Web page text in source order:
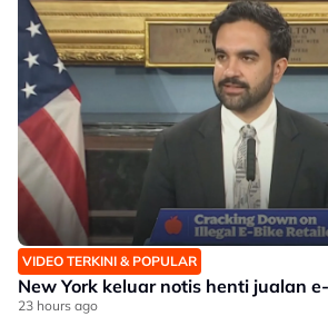
VIDEO TERKINI & POPULAR
New York keluar notis henti jualan
23 hours ago